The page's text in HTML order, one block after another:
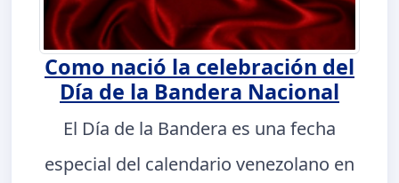
Como nació la celebración del
Día de la Bandera Nacional
El Día de la Bandera es una fecha
especial del calendario venezolano en